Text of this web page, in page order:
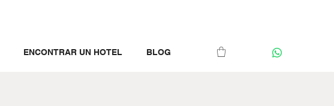
ENCONTRAR UN HOTEL BLOG